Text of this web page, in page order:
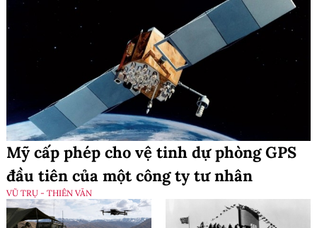
Mỹ cấp phép cho vệ tinh dự phòng GPS
đầu tiên của một công ty tư nhân
VŨ TRỤ - THIÊN VĂN